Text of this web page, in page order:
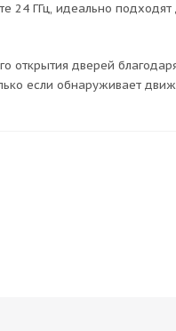
24 ГГц, идеально подходят
открытия дверей
если обнаруживает